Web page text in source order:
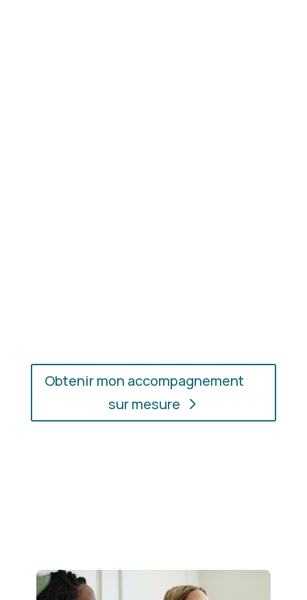
Obtenir mon accompagnement
sur mesure